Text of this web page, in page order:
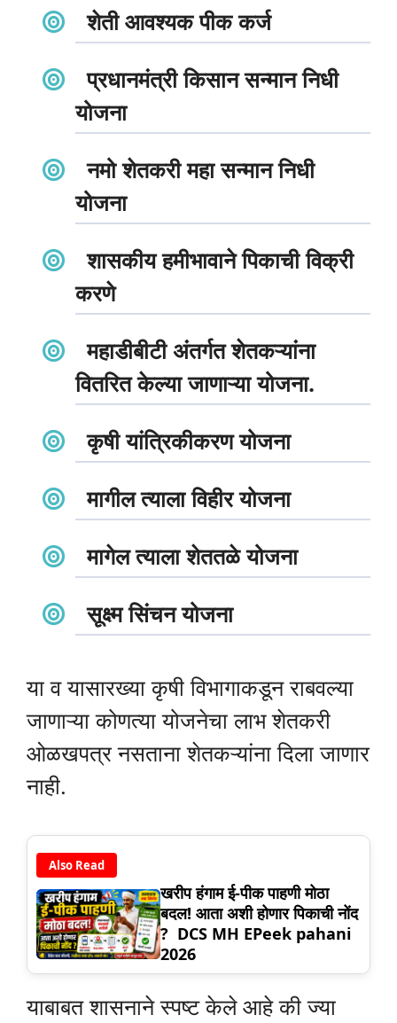
शेती आवश्यक पीक कर्ज
प्रधानमंत्री किसान सन्मान निधी
योजना
नमो शेतकरी महा सन्मान निधी
योजना
शासकीय हमीभावाने पिकाची विक्री
करणे
महाडीबीटी अंतर्गत शेतकऱ्यांना
वितरित केल्या जाणाऱ्या योजना.
कृषी यांत्रिकीकरण योजना
मागील त्याला विहीर योजना
मागेल त्याला शेततळे योजना
सूक्ष्म सिंचन योजना
या व यासारख्या कृषी विभागाकडून राबवल्या
जाणाऱ्या कोणत्या योजनेचा लाभ शेतकरी
ओळखपत्र नसताना शेतकऱ्यांना दिला जाणार
नाही.
Also Read
खरीप हंगाम ई-पीक पाहणी मोठा
बदल! आता अशी होणार पिकाची नोंद
? DCS MH EPeek pahani
2026
याबाबत शासनाने स्पष्ट केले आहे की ज्या